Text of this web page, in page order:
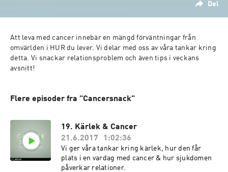
Del
Att leva med cancer innebär en mängd förväntningar från
omvärlden i HUR du lever. Vi delar med oss av våra tankar kring
detta. Vi snackar relationsproblem och även tips i veckans
Flere episoder fra "Cancersnack"
19. Kärlek & Cancer
21.6.2017
1:02:36
Vi ger våra tankar kring kärlek, hur den får
plats i en vardag med cancer & hur sjukdomen
påverkar relationer.